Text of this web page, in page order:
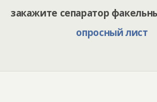
закажите сепаратор
опросный лист